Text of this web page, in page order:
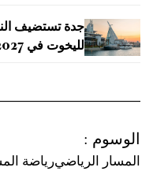
جدة تستضيف
لليخوت في 2027
الوسوم :
المسار الرياضيرياضة